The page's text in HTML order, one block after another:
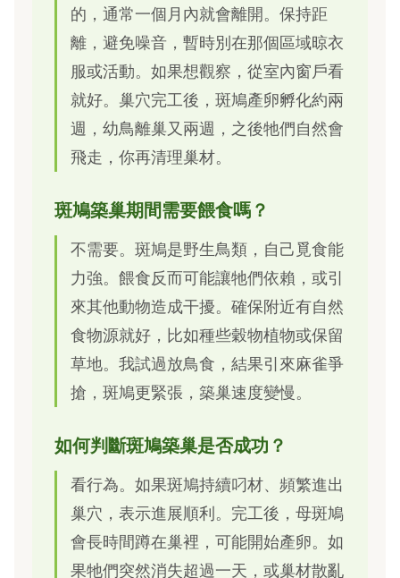
的，通常一個月內就會離開。保持距
離，避免噪音，暫時別在那個區域晾衣
服或活動。如果想觀察，從室內窗戶看
就好。巢穴完工後，斑鳩產卵孵化約兩
週，幼鳥離巢又兩週，之後牠們自然會
飛走，你再清理巢材。
斑鳩築巢期間需要餵食嗎？
不需要。斑鳩是野生鳥類，自己覓食能
力強。餵食反而可能讓牠們依賴，或引
來其他動物造成干擾。確保附近有自然
食物源就好，比如種些穀物植物或保留
草地。我試過放鳥食，結果引來麻雀爭
搶，斑鳩更緊張，築巢速度變慢。
如何判斷斑鳩築巢是否成功？
看行為。如果斑鳩持續叼材、頻繁進出
巢穴，表示進展順利。完工後，母斑鳩
會長時間蹲在巢裡，可能開始產卵。如
果牠們突然消失超過一天，或巢材散亂